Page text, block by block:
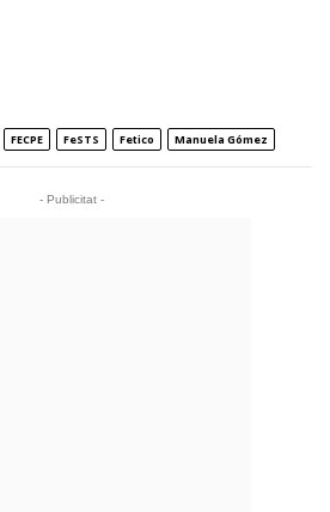
FECPE FeSTS Fetico Manuela Gómez
- Publicitat -